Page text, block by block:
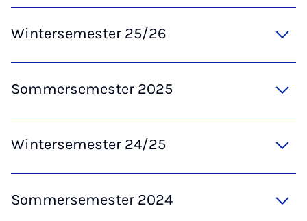
Wintersemester 25/26
Sommersemester 2025
Wintersemester 24/25
Sommersemester 2024